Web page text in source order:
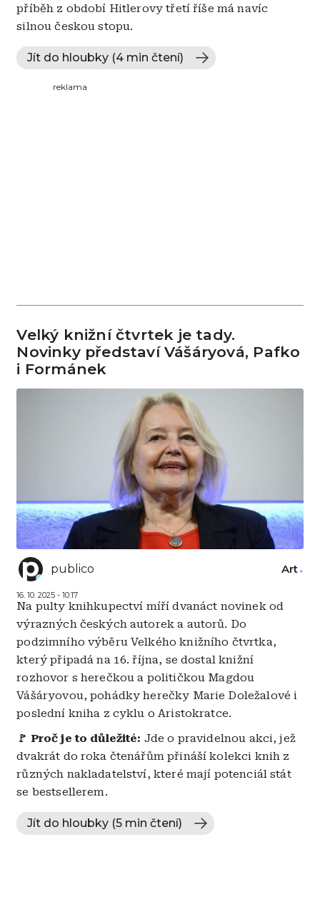
příběh z období Hitlerovy třetí říše má navíc
silnou českou stopu.
Jít do hloubky (4 min čtení)
reklama
Velký knižní čtvrtek je tady.
Novinky představí Vášáryová, Pafko
i Formánek
publico
16. 10. 2025 - 10:17
Art
Na pulty knihkupectví míří dvanáct novinek od
výrazných českých autorek a autorů. Do
podzimního výběru Velkého knižního čtvrtka,
který připadá na 16. října, se dostal knižní
rozhovor s herečkou a političkou Magdou
Vášáryovou, pohádky herečky Marie Doležalové i
poslední kniha z cyklu o Aristokratce.
🚩 Proč je to důležité: Jde o pravidelnou akci, jež
dvakrát do roka čtenářům přináší kolekci knih z
různých nakladatelství, které mají potenciál stát
se bestsellerem.
Jít do hloubky (5 min čtení)